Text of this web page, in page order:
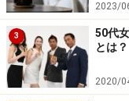
ったマユミさん（
1つせず、子ども3
「今さら恋愛なん
独感に苛まれるよ
2023/
3
50代
とは？
2020/